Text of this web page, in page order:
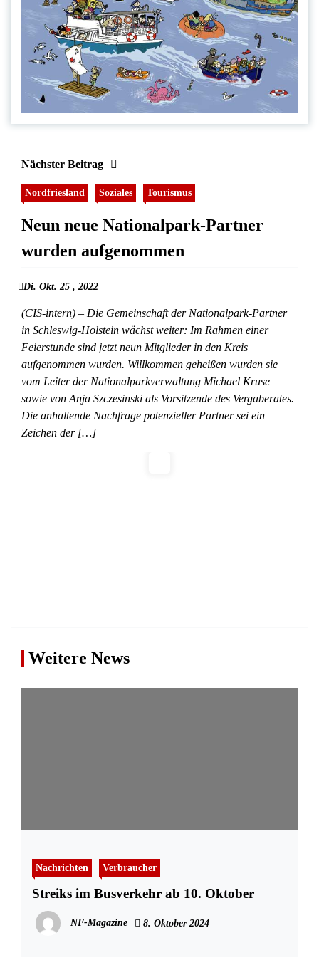
Nächster Beitrag
Nordfriesland Soziales Tourismus
Neun neue Nationalpark-Partner
wurden aufgenommen
Di. Okt. 25 , 2022
(CIS-intern) – Die Gemeinschaft der Nationalpark-Partner
in Schleswig-Holstein wächst weiter: Im Rahmen einer
Feierstunde sind jetzt neun Mitglieder in den Kreis
aufgenommen wurden. Willkommen geheißen wurden sie
vom Leiter der Nationalparkverwaltung Michael Kruse
sowie von Anja Szczesinski als Vorsitzende des Vergaberates.
Die anhaltende Nachfrage potenzieller Partner sei ein
Zeichen der […]
Weitere News
Nachrichten Verbraucher
Streiks im Busverkehr ab 10. Oktober
NF-Magazine 8. Oktober 2024